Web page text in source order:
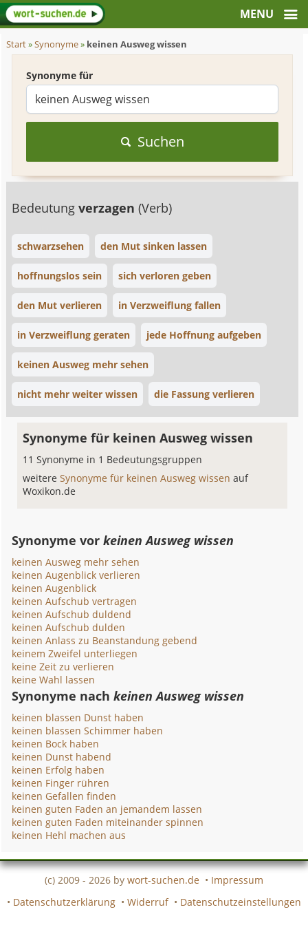
Start»Synonyme» keinen Ausweg wissen
Synonyme für
Suchen
Bedeutungverzagen(Verb)
schwarzsehen den Mut sinken lassen
hoffnungslos sein sich verloren geben
den Mut verlieren in Verzweiflung fallen
in Verzweiflung geraten jede Hoffnung aufgeben
keinen Ausweg mehr sehen
nicht mehr weiter wissen die Fassung verlieren
Synonyme für keinen Ausweg wissen
11 Synonyme in 1 Bedeutungsgruppen
weitereSynonyme für keinen Ausweg wissenauf
Woxikon.de
Synonyme vorkeinen Ausweg wissen
keinen Ausweg mehr sehen
keinen Augenblick verlieren
keinen Augenblick
keinen Aufschub vertragen
keinen Aufschub duldend
keinen Aufschub dulden
keinen Anlass zu Beanstandung gebend
keinem Zweifel unterliegen
keine Zeit zu verlieren
keine Wahl lassen
Synonyme nachkeinen Ausweg wissen
keinen blassen Dunst haben
keinen blassen Schimmer haben
keinen Bock haben
keinen Dunst habend
keinen Erfolg haben
keinen Finger rühren
keinen Gefallen finden
keinen guten Faden an jemandem lassen
keinen guten Faden miteinander spinnen
keinen Hehl machen aus
(c) 2009 - 2026 by wort-suchen.de • Impressum
• Datenschutzerklärung • Widerruf • Datenschutzeinstellungen